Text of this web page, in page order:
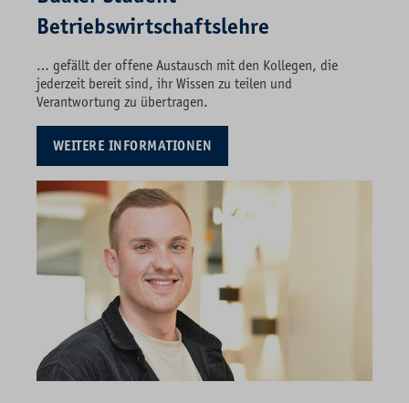
Betriebswirtschaftslehre
… gefällt der offene Austausch mit den Kollegen, die
jederzeit bereit sind, ihr Wissen zu teilen und
Verantwortung zu übertragen.
WEITERE INFORMATIONEN